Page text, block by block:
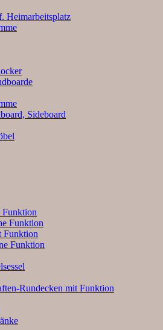
Heimarbeitsplatz
Sideboard
Funktion
Funktion
Funktion
Funktion
Rundecken mit Funktion